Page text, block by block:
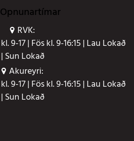
Opnunartímar
RVK:
9-17 | Fös kl. 9-16:15 | Lau Lokað
| Sun Lokað
Akureyri:
9-17 | Fös kl. 9-16:15 | Lau Lokað
| Sun Lokað